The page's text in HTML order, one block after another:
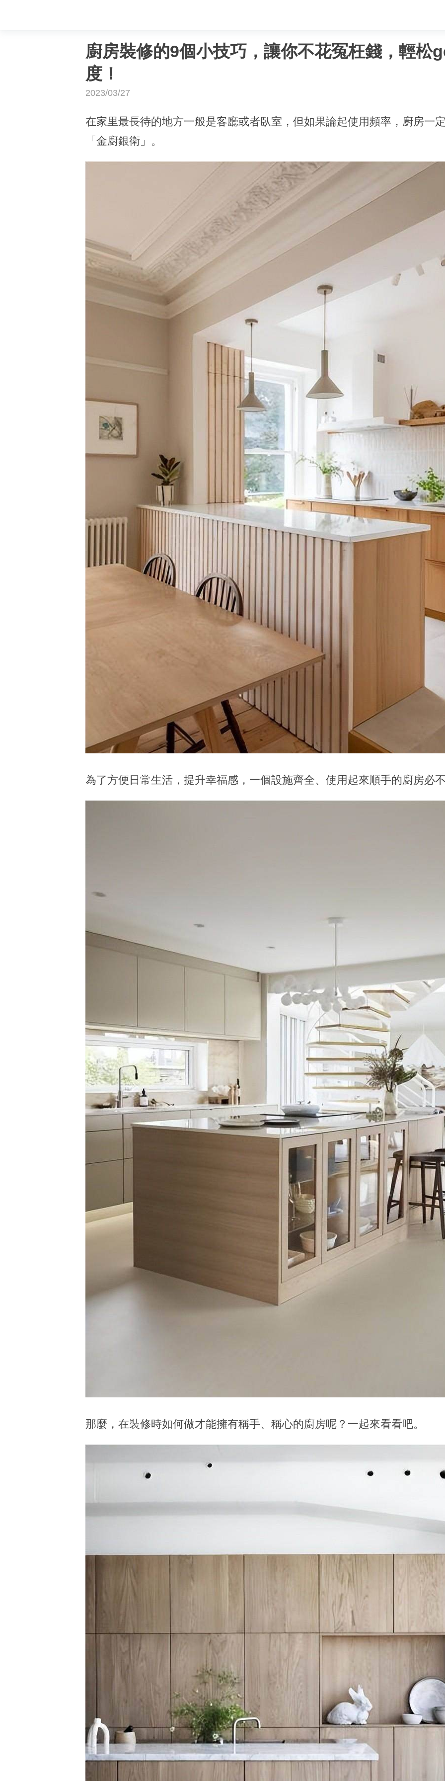
廚房裝修的9個小技巧，讓你不花冤枉錢，輕松
度！
2023/03/27
在家里最長待的地方一般是客廳或者臥室，但如果論起使用頻率，廚房一
「金廚銀衛」。
為了方便日常生活，提升幸福感，一個設施齊全、使用起來順手的廚房必
那麼，在裝修時如何做才能擁有稱手、稱心的廚房呢？一起來看看吧。